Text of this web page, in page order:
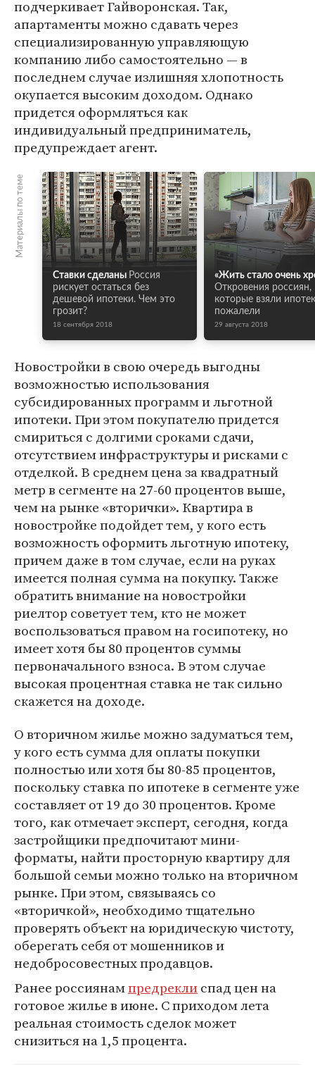
подчеркивает Гайворонская. Так,
апартаменты можно сдавать через
специализированную управляющую
компанию либо самостоятельно — в
последнем случае излишняя хлопотность
окупается высоким доходом. Однако
придется оформляться как
индивидуальный предприниматель,
предупреждает агент.
Материалы по теме
Ставки сделаны Россия
рискует остаться без
дешевой ипотеки. Чем это
грозит?
18 сентября 2018
«Жить стало очень
Откровения россиян,
которые взяли
пожалели
29 августа 2018
Новостройки в свою очередь выгодны
возможностью использования
субсидированных программ и льготной
ипотеки. При этом покупателю придется
смириться с долгими сроками сдачи,
отсутствием инфраструктуры и рисками с
отделкой. В среднем цена за квадратный
метр в сегменте на 27-60 процентов выше,
чем на рынке «вторички». Квартира в
новостройке подойдет тем, у кого есть
возможность оформить льготную ипотеку,
причем даже в том случае, если на руках
имеется полная сумма на покупку. Также
обратить внимание на новостройки
риелтор советует тем, кто не может
воспользоваться правом на госипотеку, но
имеет хотя бы 80 процентов суммы
первоначального взноса. В этом случае
высокая процентная ставка не так сильно
скажется на доходе.
О вторичном жилье можно задуматься тем,
у кого есть сумма для оплаты покупки
полностью или хотя бы 80-85 процентов,
поскольку ставка по ипотеке в сегменте уже
составляет от 19 до 30 процентов. Кроме
того, как отмечает эксперт, сегодня, когда
застройщики предпочитают мини-
форматы, найти просторную квартиру для
большой семьи можно только на вторичном
рынке. При этом, связываясь со
«вторичкой», необходимо тщательно
проверять объект на юридическую чистоту,
оберегать себя от мошенников и
недобросовестных продавцов.
Ранее россиянампредреклиспад цен на
готовое жилье в июне. С приходом лета
реальная стоимость сделок может
снизиться на 1,5 процента.